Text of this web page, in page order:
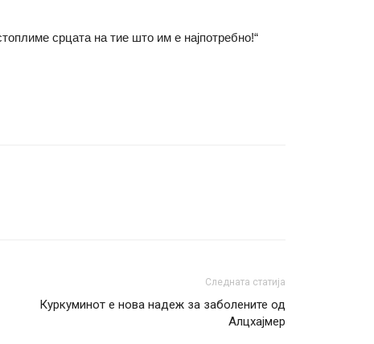
срцата на тие што им е најпотребно!“
Следната статија
Куркуминот е нова надеж за заболените од
Алцхајмер